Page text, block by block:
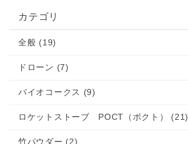
カテゴリ
全般 (19)
ドローン (7)
バイオコークス (9)
ロケットストーブ POCT（ポクト） (21)
竹パウダー (2)